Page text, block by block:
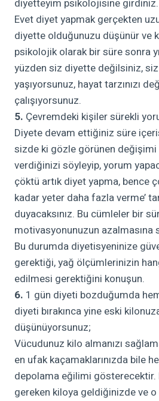
diyetteyim psikolojisine girdiniz.
Evet diyet yapmak gerçekten
diyette olduğunuzu düşünür ve
psikolojik olarak bir süre sonra
yüzden siz diyette değilsiniz, siz
yaşıyorsunuz, hayat tarzınızı
çalışıyorsunuz.
5. Çevremdeki kişiler sürekli
Diyete devam ettiğiniz süre
sizde ki gözle görünen
verdiğinizi söyleyip, yorum
çöktü artık diyet yapma, bence
kadar yeter daha fazla verme’
duyacaksınız. Bu cümleler bir
motivasyonunuzun azalmasına
Bu durumda diyetisyeninize
gerektiği, yağ ölçümlerinizin
edilmesi gerektiğini konuşun.
6. 1 gün diyeti bozduğumda
diyeti bırakınca yine eski
düşünüyorsunuz;
Vücudunuz kilo almanızı
en ufak kaçamaklarınızda bile
depolama eğilimi gösterecektir.
gereken kiloya geldiğinizde ve